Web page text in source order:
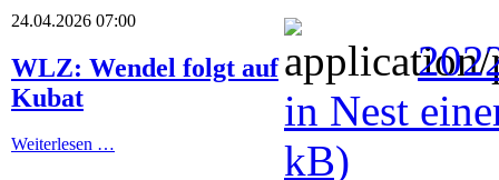
24.04.2026 07:00
WLZ: Wendel folgt auf
Kubat
Weiterlesen …
in Nest
kB)